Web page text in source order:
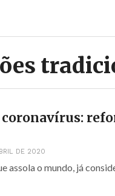
coronavírus:
DE 2020
assola o mundo, já